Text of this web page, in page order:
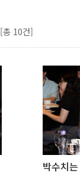
[총 10건]
박수치